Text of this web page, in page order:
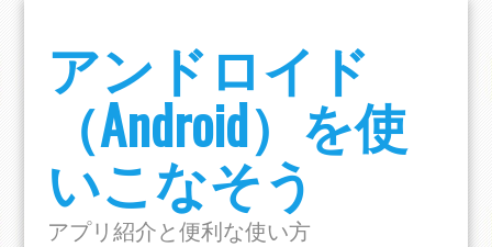
アンドロイド
（Android）を使
いこなそう
アプリ紹介と便利な使い方